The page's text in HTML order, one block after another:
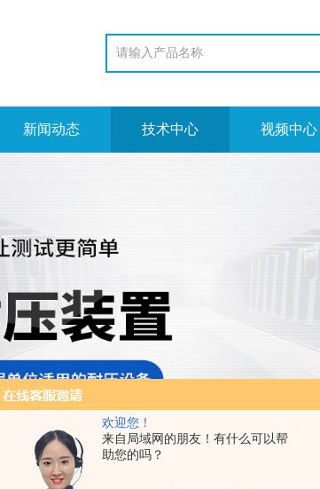
欢迎您！
来自局域网的朋友！有什么可以帮
助您的吗？
新闻动态 技术中心 视频中心